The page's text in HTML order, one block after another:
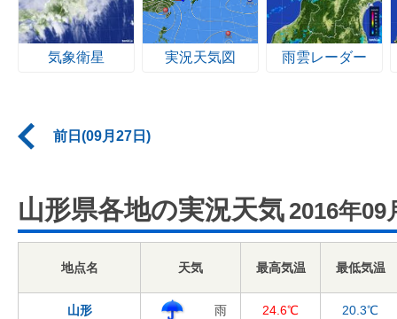
気象衛星 実況天気図 雨雲レーダー
前日(09月27日)
山形県各地の実況天気 2016年09
地点名 天気 最高気温 最低気温
山形 雨 24.6℃ 20.3℃